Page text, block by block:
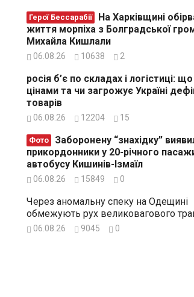
Герої Бессарабії
життя морпіха з Болградської
Михайла Кишлали
06.08.26 10638 2
росія б’є по складах і логістиці:
цінами та чи загрожує Україні
товарів
06.08.26 12204 15
Фото
прикордонники у 20-річного
автобусу Кишинів-Ізмаїл
06.08.26 15849 0
Через аномальну спеку на Одещині
обмежують рух великовагового
06.08.26 9045 0